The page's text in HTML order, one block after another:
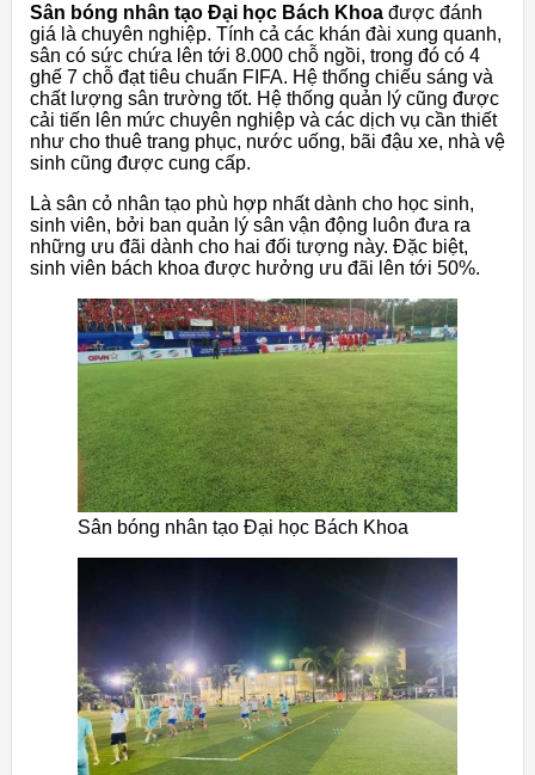
Sân bóng nhân tạo Đại học Bách Khoa được đánh
giá là chuyên nghiệp. Tính cả các khán đài xung quanh,
sân có sức chứa lên tới 8.000 chỗ ngồi, trong đó có 4
ghế 7 chỗ đạt tiêu chuẩn FIFA. Hệ thống chiếu sáng và
chất lượng sân trường tốt. Hệ thống quản lý cũng được
cải tiến lên mức chuyên nghiệp và các dịch vụ cần thiết
như cho thuê trang phục, nước uống, bãi đậu xe, nhà vệ
sinh cũng được cung cấp.
Là sân cỏ nhân tạo phù hợp nhất dành cho học sinh,
sinh viên, bởi ban quản lý sân vận động luôn đưa ra
những ưu đãi dành cho hai đối tượng này. Đặc biệt,
sinh viên bách khoa được hưởng ưu đãi lên tới 50%.
Sân bóng nhân tạo Đại học Bách Khoa